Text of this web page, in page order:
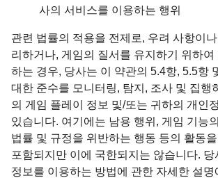
사의 서비스를 이용하는 행위
관련 법률의 적용을 전제로, 우려 사항이
리하거나, 게임의 질서를 유지하기 위하
하는 경우, 당사는 이 약관의 5.4항, 5.5항
대한 준수를 모니터링, 탐지, 조사 및 집행
의 게임 플레이 정보 및/또는 귀하의 개인
있습니다. 여기에는 남용 행위, 게임 기능
법률 및 규정을 위반하는 행동 등의 활동을
포함되지만 이에 국한되지는 않습니다. 당
정보를 이용하는 방법에 관한 자세한 설